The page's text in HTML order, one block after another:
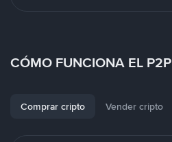
CÓMO FUNCIONA EL P2P
Comprar cripto Vender cripto